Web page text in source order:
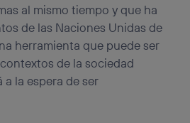
al mismo tiempo y que ha
de las Naciones Unidas de
herramienta que puede ser
de la sociedad
a la espera de ser